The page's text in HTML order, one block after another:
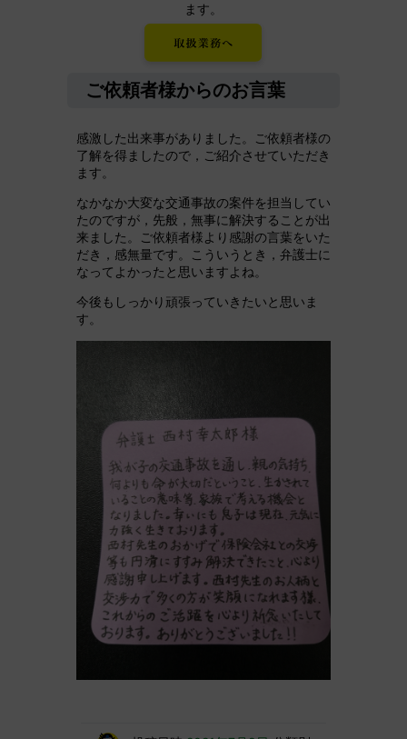
ます。
ご依頼者様からのお言葉
感激した出来事がありました。ご依頼者様の
了解を得ましたので，ご紹介させていただき
ます。
なかなか大変な交通事故の案件を担当してい
たのですが，先般，無事に解決することが出
来ました。ご依頼者様より感謝の言葉をいた
だき，感無量です。こういうとき，弁護士に
なってよかったと思いますよね。
今後もしっかり頑張っていきたいと思いま
す。